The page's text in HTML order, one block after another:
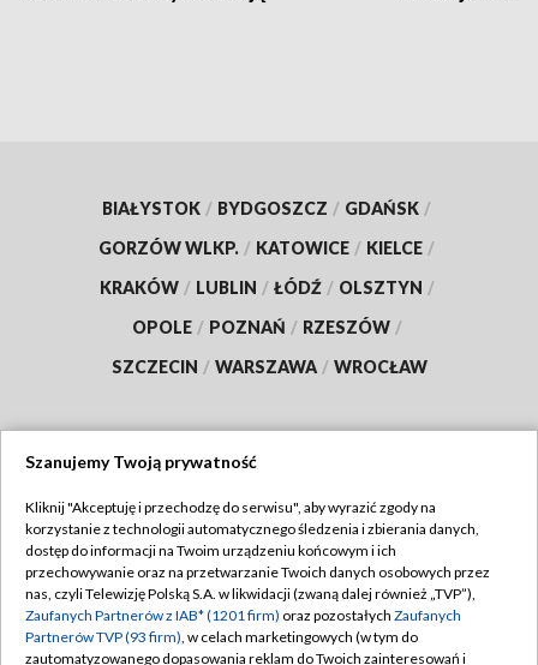
BIAŁYSTOK / BYDGOSZCZ / GDAŃSK /
GORZÓW WLKP. / KATOWICE / KIELCE /
KRAKÓW / LUBLIN / ŁÓDŹ / OLSZTYN /
OPOLE / POZNAŃ / RZESZÓW /
SZCZECIN / WARSZAWA / WROCŁAW
TVP
Abonament TVP
Emisja w TVP
Centrum informacji TVP
Regulamin TVP
Polityka prywatności
Moje zgody
Szanujemy Twoją prywatność
Kliknij "Akceptuję i przechodzę do serwisu", aby wyrazić zgody na
korzystanie z technologii automatycznego śledzenia i zbierania danych,
dostęp do informacji na Twoim urządzeniu końcowym i ich
przechowywanie oraz na przetwarzanie Twoich danych osobowych przez
nas, czyli Telewizję Polską S.A. w likwidacji (zwaną dalej również „TVP”),
Zaufanych Partnerów z IAB* (1201 firm) oraz pozostałych Zaufanych
Partnerów TVP (93 firm), w celach marketingowych (w tym do
zautomatyzowanego dopasowania reklam do Twoich zainteresowań i